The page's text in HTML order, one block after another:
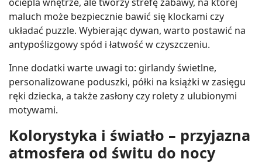
maluch może bezpiecznie bawić się klockami czy
układać puzzle. Wybierając dywan, warto postawić na
antypoślizgowy spód i łatwość w czyszczeniu.
Inne dodatki warte uwagi to: girlandy świetlne,
personalizowane poduszki, półki na książki w zasięgu
ręki dziecka, a także zasłony czy rolety z ulubionymi
motywami.
Kolorystyka i światło – przyjazna
atmosfera od świtu do nocy